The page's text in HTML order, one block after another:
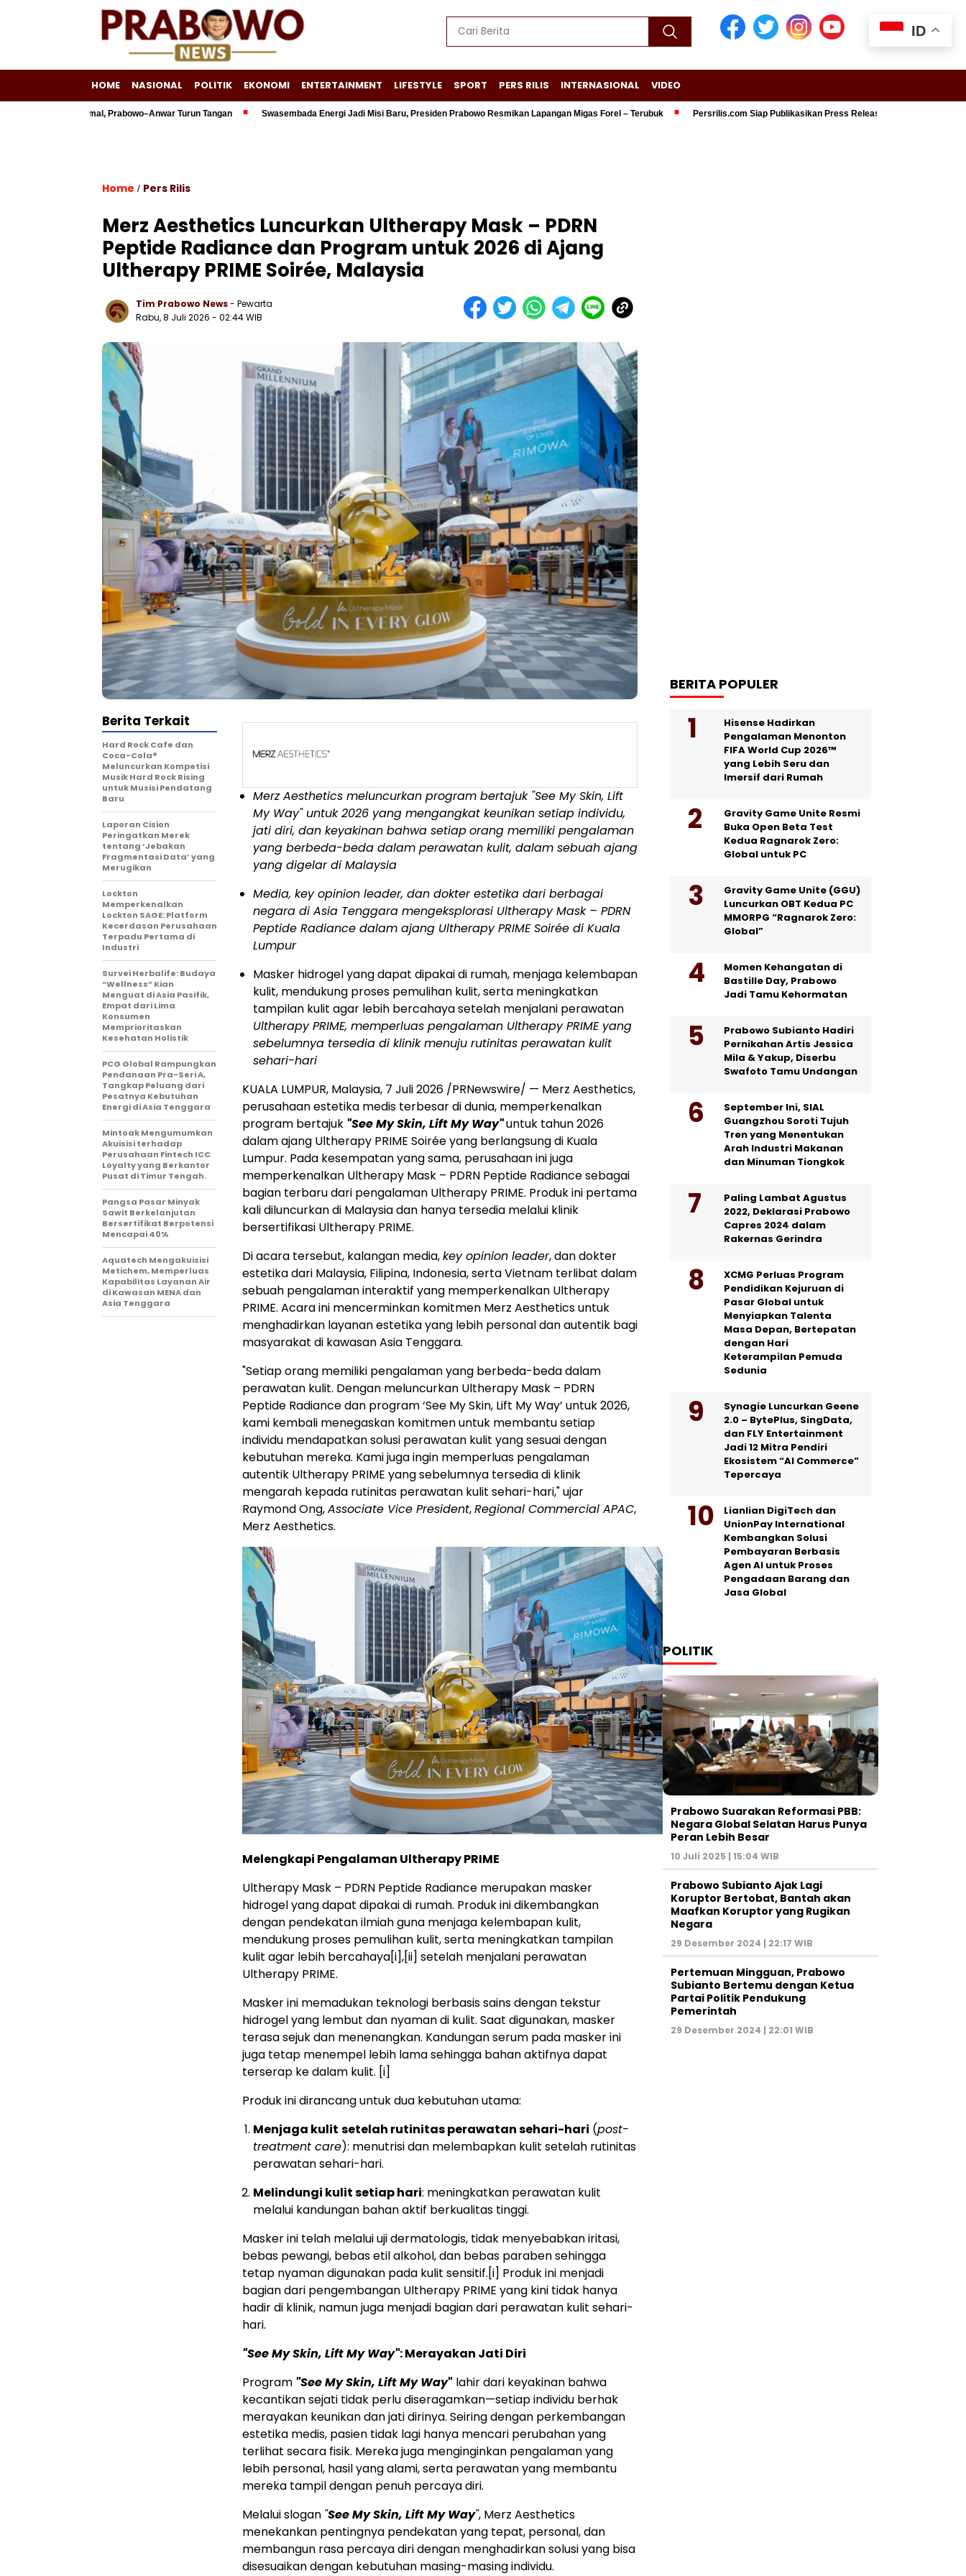
HOME NASIONAL POLITIK EKONOMI ENTERTAINMENT LIFESTYLE SPORT PERS RILIS INTERNASIONAL VIDEO
Optimal, Prabowo–Anwar Turun Tangan Swasembada Energi Jadi Misi Baru, Presiden Prabowo Resmikan Lapangan Migas Forel – Terubuk Persrilis.com Siap Publikasikan Press Release Anda, Jika Ingin Tampil di
Home / Pers Rilis
Merz Aesthetics Luncurkan Ultherapy Mask – PDRN
Peptide Radiance dan Program untuk 2026 di Ajang
Ultherapy PRIME Soirée, Malaysia
Tim Prabowo News- Pewarta
Rabu, 8 Juli 2026 - 02:44 WIB
Merz Aesthetics meluncurkan program bertajuk "See My Skin, Lift
My Way" untuk 2026 yang mengangkat keunikan setiap individu,
jati diri, dan keyakinan bahwa setiaporang memiliki pengalaman
yang berbeda-beda dalam perawatan kulit, dalam sebuah ajang
yang digelar di Malaysia
Media, key opinion leader, dan dokter estetika dari berbagai
negara di Asia Tenggara mengeksplorasi Ultherapy Mask – PDRN
Peptide Radiance dalam ajang Ultherapy PRIME Soirée di Kuala
Lumpur
Masker hidrogel yang dapat dipakai di rumah, menjaga kelembapan
kulit, mendukung proses pemulihan kulit, serta meningkatkan
tampilan kulit agar lebih bercahaya setelah menjalani perawatan
Ultherapy PRIME, memperluas pengalaman Ultherapy PRIME yang
sebelumnya tersedia di klinik menuju rutinitas perawatan kulit
sehari-hari
KUALA LUMPUR, Malaysia, 7 Juli 2026 /PRNewswire/ — Merz Aesthetics,
perusahaan estetika medis terbesar di dunia, memperkenalkan
program bertajuk "See My Skin, Lift My Way"untuk tahun 2026
dalam ajang Ultherapy PRIME Soirée yang berlangsung di Kuala
Lumpur. Pada kesempatan yang sama, perusahaan ini juga
memperkenalkan Ultherapy Mask – PDRN Peptide Radiance sebagai
bagian terbaru dari pengalaman Ultherapy PRIME. Produk ini pertama
kali diluncurkan di Malaysia dan hanya tersedia melalui klinik
bersertifikasi Ultherapy PRIME.
Di acara tersebut, kalangan media,key opinion leader, dan dokter
estetika dari Malaysia, Filipina, Indonesia, serta Vietnam terlibat dalam
sebuah pengalaman interaktif yang memperkenalkan Ultherapy
PRIME. Acara ini mencerminkan komitmen Merz Aesthetics untuk
menghadirkan layanan estetika yang lebih personal dan autentik bagi
masyarakat di kawasan Asia Tenggara.
"Setiap orang memiliki pengalaman yang berbeda-beda dalam
perawatan kulit. Dengan meluncurkan Ultherapy Mask – PDRN
Peptide Radiance dan program ‘See My Skin, Lift My Way’ untuk 2026,
kami kembali menegaskan komitmen untuk membantu setiap
individu mendapatkan solusi perawatan kulit yang sesuai dengan
kebutuhan mereka. Kami juga ingin memperluas pengalaman
autentik Ultherapy PRIME yang sebelumnya tersedia di klinik
mengarah kepada rutinitas perawatan kulit sehari-hari," ujar
Raymond Ong,Associate Vice President,Regional Commercial APAC,
Merz Aesthetics.
Melengkapi Pengalaman Ultherapy PRIME
Ultherapy Mask – PDRN Peptide Radiance merupakan masker
hidrogel yang dapat dipakai di rumah. Produk ini dikembangkan
dengan pendekatan ilmiah guna menjaga kelembapan kulit,
mendukung proses pemulihan kulit, serta meningkatkan tampilan
kulit agar lebih bercahaya[i],[ii] setelah menjalani perawatan
Ultherapy PRIME.
Masker ini memadukan teknologi berbasis sains dengan tekstur
hidrogel yang lembut dan nyaman di kulit. Saat digunakan, masker
terasa sejuk dan menenangkan. Kandungan serum pada masker ini
juga tetap menempel lebih lama sehingga bahan aktifnya dapat
terserap ke dalam kulit. [i]
Produk ini dirancang untuk dua kebutuhan utama:
Menjaga kulit setelah rutinitas perawatan sehari-hari (post-
treatment care): menutrisi dan melembapkan kulit setelah rutinitas
perawatan sehari-hari.
Melindungi kulit setiap hari: meningkatkan perawatan kulit
melalui kandungan bahan aktif berkualitas tinggi.
Masker ini telah melalui uji dermatologis, tidak menyebabkan iritasi,
bebas pewangi, bebas etil alkohol, dan bebas paraben sehingga
tetap nyaman digunakan pada kulit sensitif.[i] Produk ini menjadi
bagian dari pengembangan Ultherapy PRIME yang kini tidak hanya
hadir di klinik, namun juga menjadi bagian dari perawatan kulit sehari-
hari.
"See My Skin, Lift My Way": Merayakan Jati Diri
Program "See My Skin, Lift My Way" lahir dari keyakinan bahwa
kecantikan sejati tidak perlu diseragamkan—setiap individu berhak
merayakan keunikan dan jati dirinya. Seiring dengan perkembangan
estetika medis, pasien tidak lagi hanya mencari perubahan yang
terlihat secara fisik. Mereka juga menginginkan pengalaman yang
lebih personal, hasil yang alami, serta perawatan yang membantu
mereka tampil dengan penuh percaya diri.
Melalui slogan "See My Skin, Lift My Way", Merz Aesthetics
menekankan pentingnya pendekatan yang tepat, personal, dan
membangun rasa percaya diri dengan menghadirkan solusi yang bisa
disesuaikan dengan kebutuhan masing-masing individu.
Berita Terkait
Hard Rock Cafe dan
Coca-Cola®
Meluncurkan Kompetisi
Musik Hard Rock Rising
untuk Musisi Pendatang
Baru
Laporan Cision
Peringatkan Merek
tentang ‘Jebakan
Fragmentasi Data’ yang
Merugikan
Lockton
Memperkenalkan
Lockton SAGE: Platform
Kecerdasan Perusahaan
Terpadu Pertama di
Industri
Survei Herbalife: Budaya
“Wellness” Kian
Menguat di Asia Pasifik,
Empat dari Lima
Konsumen
Memprioritaskan
Kesehatan Holistik
PCG Global Rampungkan
Pendanaan Pra-Seri A,
Tangkap Peluang dari
Pesatnya Kebutuhan
Energi di Asia Tenggara
Mintoak Mengumumkan
Akuisisi terhadap
Perusahaan Fintech ICC
Loyalty yang Berkantor
Pusat di Timur Tengah.
Pangsa Pasar Minyak
Sawit Berkelanjutan
Bersertifikat Berpotensi
Mencapai 40%
Aquatech Mengakuisisi
Metichem, Memperluas
Kapabilitas Layanan Air
di Kawasan MENA dan
Asia Tenggara
BERITA POPULER
Hisense Hadirkan
Pengalaman Menonton
FIFA World Cup 2026™
yang Lebih Seru dan
Imersif dari Rumah
Gravity Game Unite Resmi
Buka Open Beta Test
Kedua Ragnarok Zero:
Global untuk PC
Gravity Game Unite (GGU)
Luncurkan OBT Kedua PC
MMORPG “Ragnarok Zero:
Global”
Momen Kehangatan di
Bastille Day, Prabowo
Jadi Tamu Kehormatan
Prabowo Subianto Hadiri
Pernikahan Artis Jessica
Mila & Yakup, Diserbu
Swafoto Tamu Undangan
September Ini, SIAL
Guangzhou Soroti Tujuh
Tren yang Menentukan
Arah Industri Makanan
dan Minuman Tiongkok
Paling Lambat Agustus
2022, Deklarasi Prabowo
Capres 2024 dalam
Rakernas Gerindra
XCMG Perluas Program
Pendidikan Kejuruan di
Pasar Global untuk
Menyiapkan Talenta
Masa Depan, Bertepatan
dengan Hari
Keterampilan Pemuda
Sedunia
Synagie Luncurkan Geene
2.0 – BytePlus, SingData,
dan FLY Entertainment
Jadi 12 Mitra Pendiri
Ekosistem “AI Commerce”
Tepercaya
Lianlian DigiTech dan
UnionPay International
Kembangkan Solusi
Pembayaran Berbasis
Agen AI untuk Proses
Pengadaan Barang dan
Jasa Global
POLITIK
Prabowo Suarakan Reformasi PBB:
Negara Global Selatan Harus Punya
Peran Lebih Besar
10 Juli 2025 | 15:04 WIB
Prabowo Subianto Ajak Lagi
Koruptor Bertobat, Bantah akan
Maafkan Koruptor yang Rugikan
Negara
29 Desember 2024 | 22:17 WIB
Pertemuan Mingguan, Prabowo
Subianto Bertemu dengan Ketua
Partai Politik Pendukung
Pemerintah
29 Desember 2024 | 22:01 WIB
ID